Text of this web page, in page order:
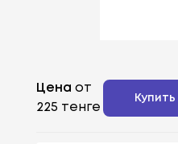
Цена от
225 тенге
Купить